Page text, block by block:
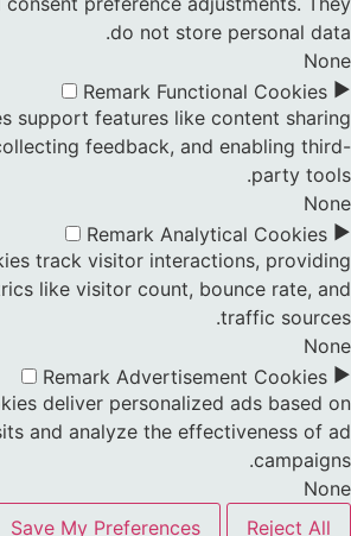
do not store personal data.
None
►
Functional Cookies
Remark
support features like content sharing
feedback, and enabling third-
party tools.
None
►
Analytical Cookies
Remark
track visitor interactions, providing
like visitor count, bounce rate, and
traffic sources.
None
►
Advertisement Cookies
Remark
deliver personalized ads based on
and analyze the effectiveness of ad
campaigns.
None
Reject All
Save My Preferences